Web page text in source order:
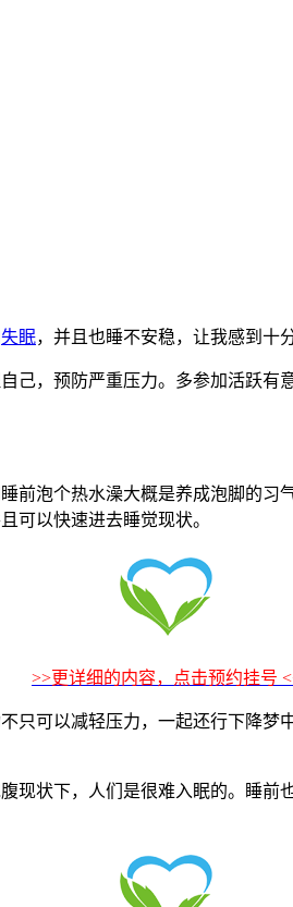
失眠，并且也睡不安稳，让我感到十
，预防严重压力。多参加活跃有
泡个热水澡大概是养成泡脚的习
可以快速进去睡觉现状。
>>更详细的内容，点击预约挂号
可以减轻压力，一起还行下降梦
状下，人们是很难入眠的。睡前